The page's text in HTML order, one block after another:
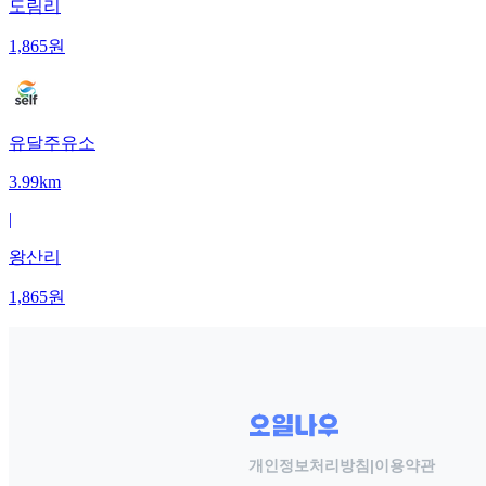
도림리
1,865원
유달주유소
3.99km
|
왕산리
1,865원
개인정보처리방침 |이용약관